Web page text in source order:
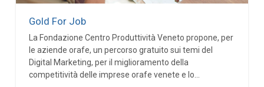
Gold For Job
La Fondazione Centro Produttività Veneto propone, per
le aziende orafe, un percorso gratuito sui temi del
Digital Marketing, per il miglioramento della
competitività delle imprese orafe venete e lo...